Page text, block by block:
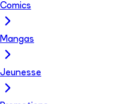
Comics
Mangas
Jeunesse